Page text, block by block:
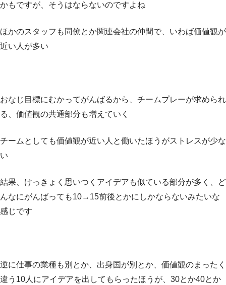
かもですが、そうはならないのですよね
ほかのスタッフも同僚とか関連会社の仲間で、いわば価値観が
近い人が多い
おなじ目標にむかってがんばるから、チームプレーが求められ
る、価値観の共通部分も増えていく
チームとしても価値観が近い人と働いたほうがストレスが少な
い
結果、けっきょく思いつくアイデアも似ている部分が多く、ど
んなにがんばっても10→15前後とかにしかならないみたいな
感じです
逆に仕事の業種も別とか、出身国が別とか、価値観のまったく
違う10人にアイデアを出してもらったほうが、30とか40とか